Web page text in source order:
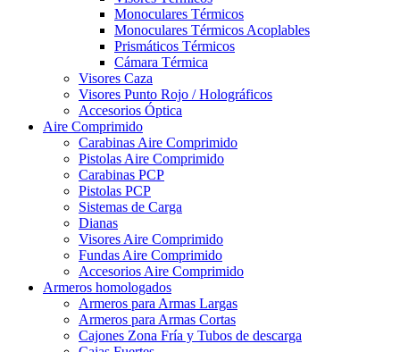
Monoculares Térmicos
Monoculares Térmicos Acoplables
Prismáticos Térmicos
Cámara Térmica
Visores Caza
Visores Punto Rojo / Holográficos
Accesorios Óptica
Aire Comprimido
Carabinas Aire Comprimido
Pistolas Aire Comprimido
Carabinas PCP
Pistolas PCP
Sistemas de Carga
Dianas
Visores Aire Comprimido
Fundas Aire Comprimido
Accesorios Aire Comprimido
Armeros homologados
Armeros para Armas Largas
Armeros para Armas Cortas
Cajones Zona Fría y Tubos de descarga